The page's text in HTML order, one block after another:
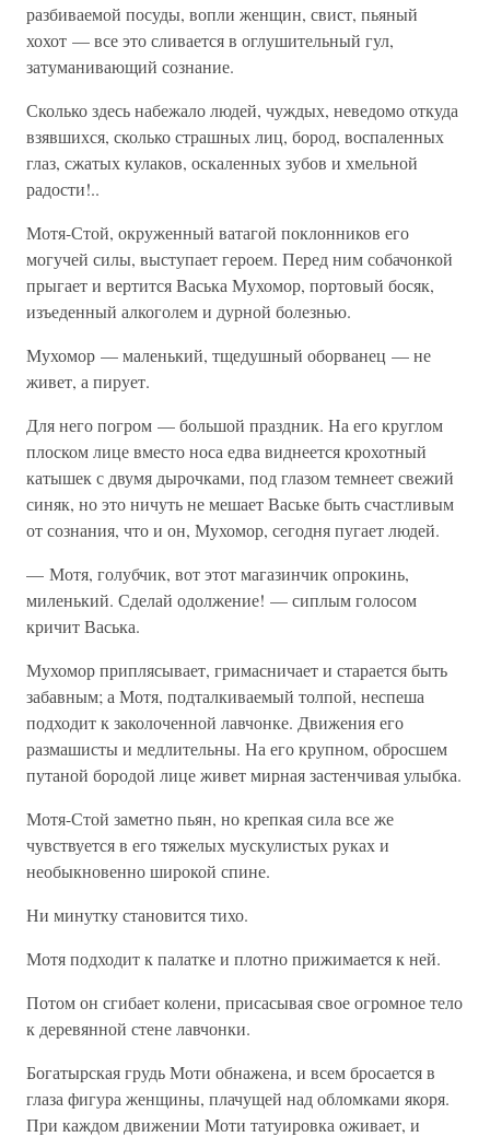
разбиваемой посуды, вопли женщин, свист, пьяный
хохот — все это сливается в оглушительный гул,
затуманивающий сознание.
Сколько здесь набежало людей, чуждых, неведомо откуда
взявшихся, сколько страшных лиц, бород, воспаленных
глаз, сжатых кулаков, оскаленных зубов и хмельной
радости!..
Мотя-Стой, окруженный ватагой поклонников его
могучей силы, выступает героем. Перед ним собачонкой
прыгает и вертится Васька Мухомор, портовый босяк,
изъеденный алкоголем и дурной болезнью.
Мухомор — маленький, тщедушный оборванец — не
живет, а пирует.
Для него погром — большой праздник. На его круглом
плоском лице вместо носа едва виднеется крохотный
катышек с двумя дырочками, под глазом темнеет свежий
синяк, но это ничуть не мешает Ваське быть счастливым
от сознания, что и он, Мухомор, сегодня пугает людей.
— Мотя, голубчик, вот этот магазинчик опрокинь,
миленький. Сделай одолжение! — сиплым голосом
кричит Васька.
Мухомор приплясывает, гримасничает и старается быть
забавным; а Мотя, подталкиваемый толпой, неспеша
подходит к заколоченной лавчонке. Движения его
размашисты и медлительны. На его крупном, обросшем
путаной бородой лице живет мирная застенчивая улыбка.
Мотя-Стой заметно пьян, но крепкая сила все же
чувствуется в его тяжелых мускулистых руках и
необыкновенно широкой спине.
Ни минутку становится тихо.
Мотя подходит к палатке и плотно прижимается к ней.
Потом он сгибает колени, присасывая свое огромное тело
к деревянной стене лавчонки.
Богатырская грудь Моти обнажена, и всем бросается в
глаза фигура женщины, плачущей над обломками якоря.
При каждом движении Моти татуировка оживает, и